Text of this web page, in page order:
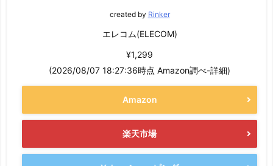
created by Rinker
エレコム(ELECOM)
¥1,299
(2026/08/07 18:27:36時点 Amazon調べ-詳細)
Amazon
楽天市場